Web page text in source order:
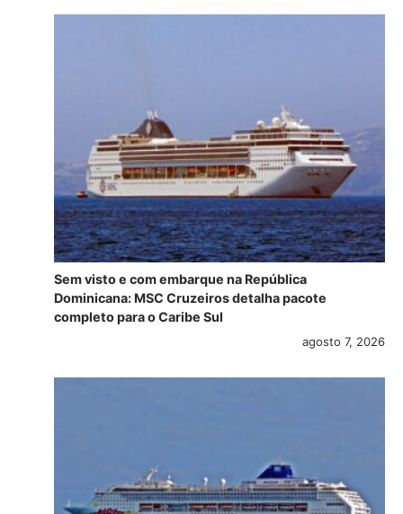
Sem visto e com embarque na República
Dominicana: MSC Cruzeiros detalha pacote
completo para o Caribe Sul
agosto 7, 2026